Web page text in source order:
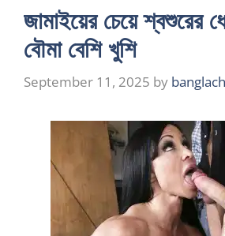
জামাইয়ের চেয়ে শ্বশুরের
বৌমা বেশি খুশি
September 11, 2025 by